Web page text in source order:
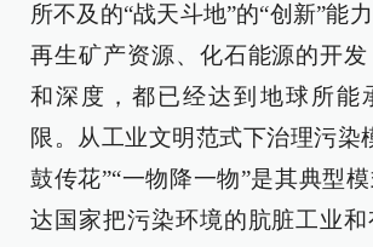
所不及的“战天斗地”的“创新”能
再生矿产资源、化石能源的开
和深度，都已经达到地球所能
限。从工业文明范式下治理污染
鼓传花”“一物降一物”是其典型
达国家把污染环境的肮脏工业